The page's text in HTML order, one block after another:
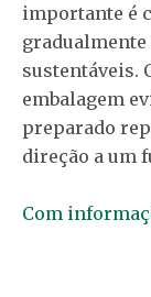
importante é
sustentáveis.
embalagem
preparado
direção a um
Com